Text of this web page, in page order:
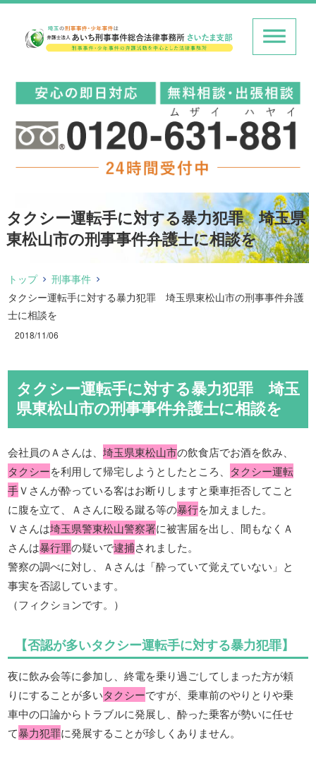
タクシー運転手に対する暴力犯罪 埼玉県
東松山市の刑事事件弁護士に相談を
トップ
刑事事件
タクシー運転手に対する暴力犯罪 埼玉県東松山市の刑事事件弁護
士に相談を
2018/11/06
タクシー運転手に対する暴力犯罪 埼玉
県東松山市の刑事事件弁護士に相談を
会社員のＡさんは、埼玉県東松山市の飲食店でお酒を飲み、
タクシーを利用して帰宅しようとしたところ、 タクシー運転
手Ｖさんが酔っている客はお断りしますと乗車拒否してこと
に腹を立て、Ａさんに殴る蹴る等の暴行を加えました。
Ｖさんは埼玉県警東松山警察署に被害届を出し、間もなくＡ
さんは暴行罪の疑いで逮捕されました。
警察の調べに対し、Ａさんは「酔っていて覚えていない」と
事実を否認しています。
（フィクションです。）
【否認が多いタクシー運転手に対する暴力犯罪】
夜に飲み会等に参加し、終電を乗り過ごしてしまった方が頼
りにすることが多いタクシーですが、乗車前のやりとりや乗
車中の口論からトラブルに発展し、酔った乗客が勢いに任せ
て暴力犯罪に発展することが珍しくありません。